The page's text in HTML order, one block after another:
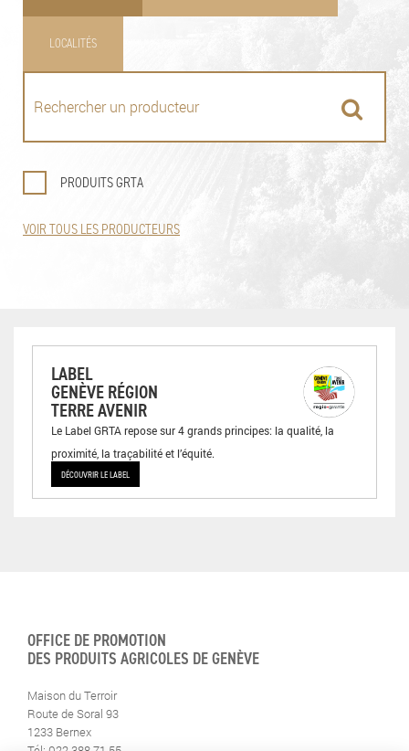
LOCALITÉS
PRODUITS GRTA
VOIR TOUS LES PRODUCTEURS
LABEL
GENÈVE RÉGION
TERRE AVENIR
Le Label GRTA repose sur 4 grands principes: la qualité, la
proximité, la traçabilité et l’équité.
DÉCOUVRIR LE LABEL
OFFICE DE PROMOTION
DES PRODUITS AGRICOLES DE GENÈVE
Maison du Terroir
Route de Soral 93
1233 Bernex